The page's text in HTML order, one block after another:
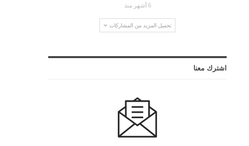
6 أشهر منذ
تحميل المزيد من المشاركات
اشترك معنا